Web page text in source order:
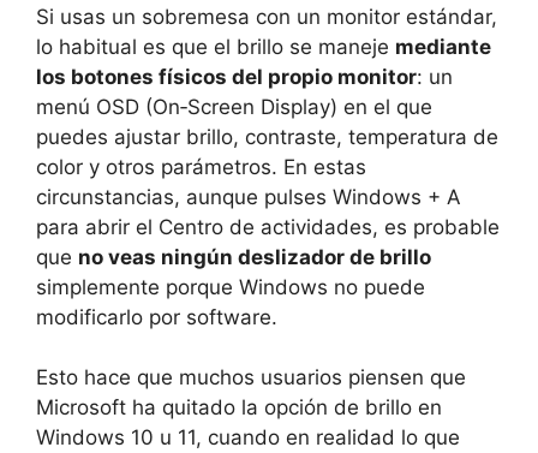
Si usas un sobremesa con un monitor estándar,
lo habitual es que el brillo se maneje mediante
los botones físicos del propio monitor: un
menú OSD (On‑Screen Display) en el que
puedes ajustar brillo, contraste, temperatura de
color y otros parámetros. En estas
circunstancias, aunque pulses Windows + A
para abrir el Centro de actividades, es probable
que no veas ningún deslizador de brillo
simplemente porque Windows no puede
modificarlo por software.
Esto hace que muchos usuarios piensen que
Microsoft ha quitado la opción de brillo en
Windows 10 u 11, cuando en realidad lo que